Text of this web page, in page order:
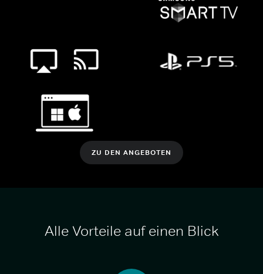
ZU DEN ANGEBOTEN
Alle Vorteile auf einen Blick